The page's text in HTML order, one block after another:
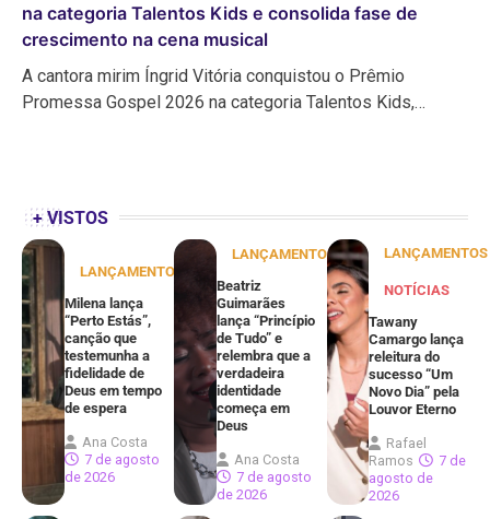
na categoria Talentos Kids e consolida fase de
crescimento na cena musical
A cantora mirim Íngrid Vitória conquistou o Prêmio
Promessa Gospel 2026 na categoria Talentos Kids,…
+ VISTOS
LANÇAMENTOS
Milena lança
“Perto Estás”,
canção que
testemunha a
fidelidade de
Deus em tempo
de espera
Ana Costa
7 de agosto
de 2026
LANÇAMENTOS
Beatriz
Guimarães
lança “Princípio
de Tudo” e
relembra que a
verdadeira
identidade
começa em
Deus
Ana Costa
7 de agosto
de 2026
LANÇAMENTOS
NOTÍCIAS
Tawany
Camargo lança
releitura do
sucesso “Um
Novo Dia” pela
Louvor Eterno
Rafael
Ramos
7 de
agosto de
2026